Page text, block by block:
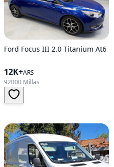
Ford Focus III 2.0 Titanium At6
12K+ARS
92000 Millas